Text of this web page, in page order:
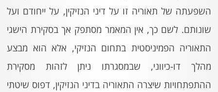
השפעתה של תאוריה זו על דיני הנזיקין, על ייחודם ועל
שונותם. לשם כך, אין המאמר מסתפק אך בסקירת הישגי
התאוריה הפמיניסטית בתחום הנזיקי, אלא הוא מבצע
מהלך דו-כיווני, שבמסגרתו ניתן לזהות מסקירת
ההתפתחויות שיצרה התאוריה בדיני הנזיקין, דפוס שיטתי